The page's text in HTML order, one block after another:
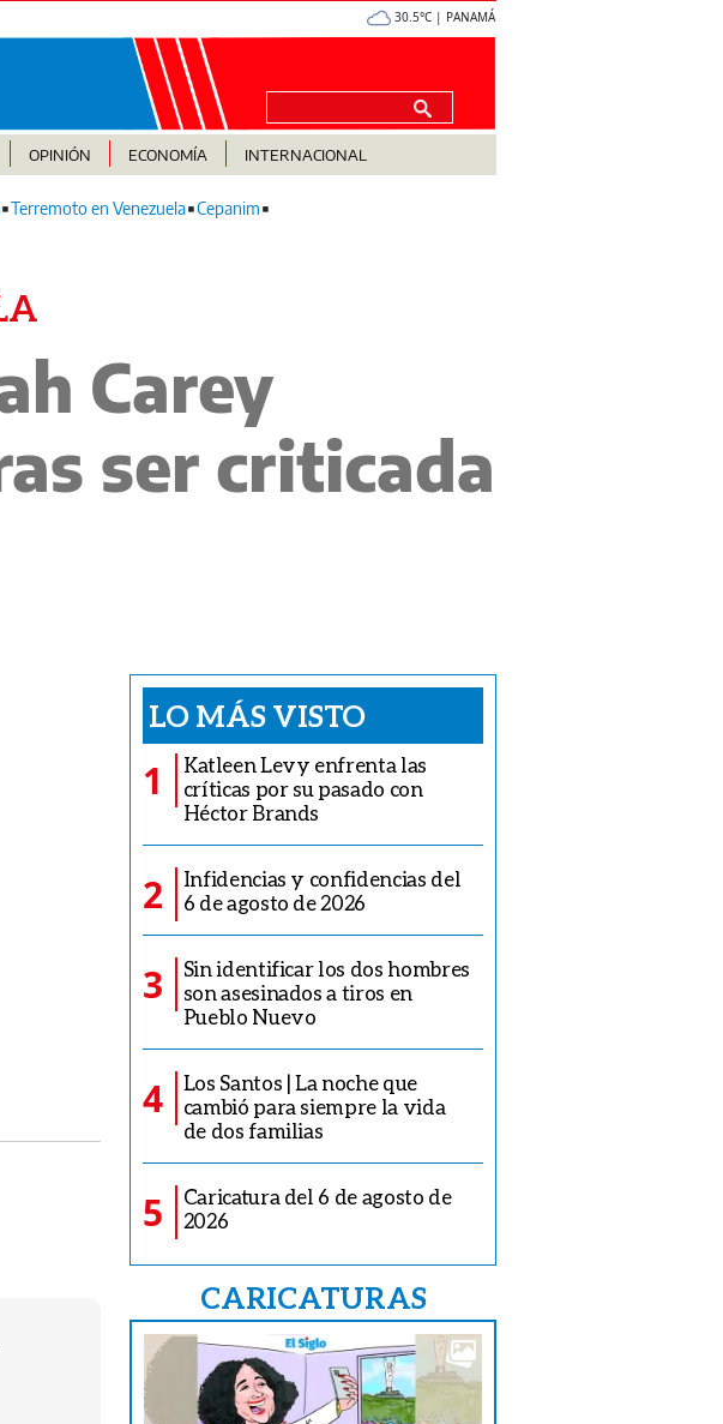
30.5°C | PANAMÁ
OPINIÓN ECONOMÍA INTERNACIONAL
Terremoto en Venezuela Cepanim
Carey
ser criticada
LO MÁS VISTO
1
Katleen Levy enfrenta las
críticas por su pasado con
Héctor Brands
2
Infidencias y confidencias del
6 de agosto de 2026
3
Sin identificar los dos hombres
son asesinados a tiros en
Pueblo Nuevo
4
Los Santos | La noche que
cambió para siempre la vida
de dos familias
5
Caricatura del 6 de agosto de
2026
CARICATURAS